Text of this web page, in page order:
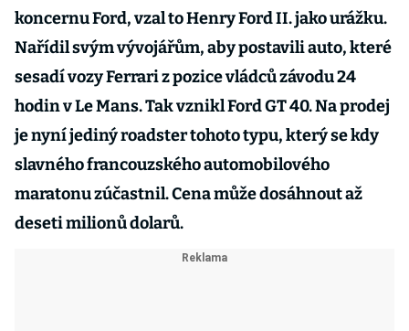
koncernu Ford, vzal to Henry Ford II. jako urážku.
Nařídil svým vývojářům, aby postavili auto, které
sesadí vozy Ferrari z pozice vládců závodu 24
hodin v Le Mans. Tak vznikl Ford GT 40. Na prodej
je nyní jediný roadster tohoto typu, který se kdy
slavného francouzského automobilového
maratonu zúčastnil. Cena může dosáhnout až
deseti milionů dolarů.